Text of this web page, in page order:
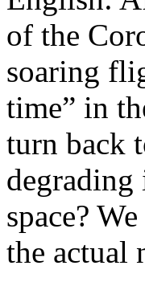
of the
soaring
time” in
turn back
degrading
space?
the actual